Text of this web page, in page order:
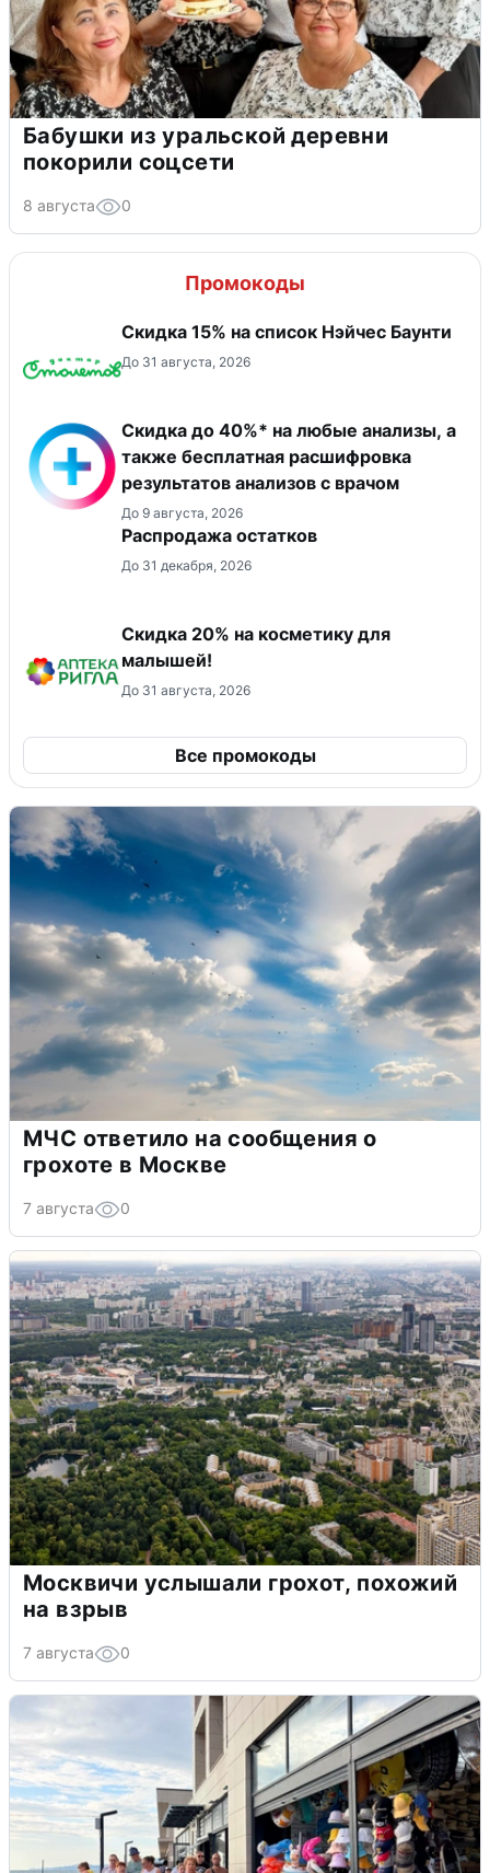
Бабушки из уральской деревни
покорили соцсети
8 августа 0
Промокоды
Скидка 15% на список Нэйчес Баунти
До 31 августа, 2026
Скидка до 40%* на любые анализы, а
также бесплатная расшифровка
результатов анализов с врачом
До 9 августа, 2026
Распродажа остатков
До 31 декабря, 2026
Скидка 20% на косметику для
малышей!
До 31 августа, 2026
Все промокоды
МЧС ответило на сообщения о
грохоте в Москве
7 августа 0
Москвичи услышали грохот, похожий
на взрыв
7 августа 0